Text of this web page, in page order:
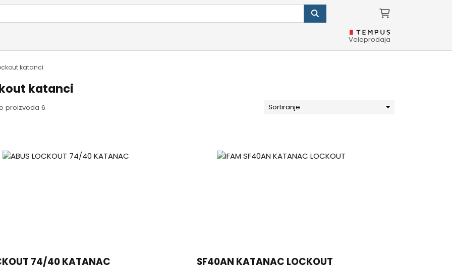
Veleprodaja
katanci
katanci
proizvoda 6 Sortiranje
74/40 KATANAC SF40AN KATANAC LOCKOUT